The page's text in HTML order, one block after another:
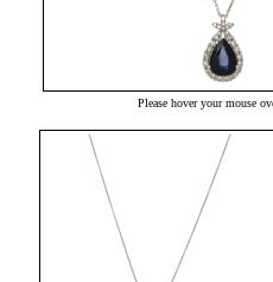
Please hover your mouse